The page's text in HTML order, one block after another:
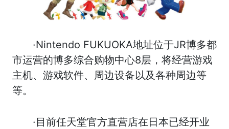
·Nintendo FUKUOKA地址位于JR博多都
市运营的博多综合购物中心8层，将经营游戏
主机、游戏软件、周边设备以及各种周边等
等。
·目前任天堂官方直营店在日本已经开业